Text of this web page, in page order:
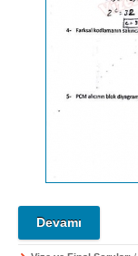
Devamı